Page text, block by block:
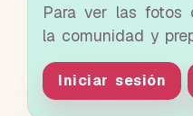
Para ver las fotos
la comunidad y
Iniciar sesión